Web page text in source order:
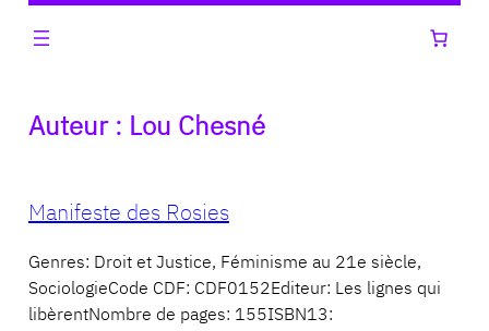
Auteur : Lou Chesné
Manifeste des Rosies
Genres: Droit et Justice, Féminisme au 21e siècle,
SociologieCode CDF: CDF0152Editeur: Les lignes qui
libèrentNombre de pages: 155ISBN13: